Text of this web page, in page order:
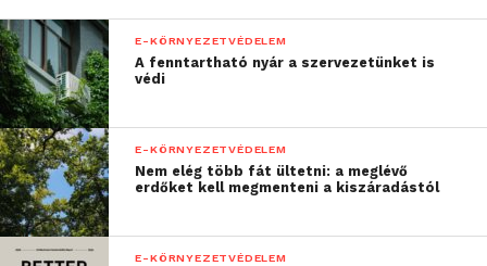
Könnyen használható, gyorsan
elsajátítható
E-KÖRNYEZETVÉDELEM
A fenntartható nyár a szervezetünket is
védi
E-KÖRNYEZETVÉDELEM
Nem elég több fát ültetni: a meglévő
erdőket kell megmenteni a kiszáradástól
E-KÖRNYEZETVÉDELEM